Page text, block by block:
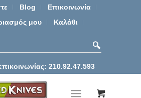
Blog
Επικοινωνία
μου
Καλάθι
210.92.47.593